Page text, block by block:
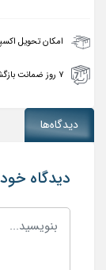
امکان تحویل
۷ روز ضمانت بازگشت
دیدگاه‌ها
دیدگاه